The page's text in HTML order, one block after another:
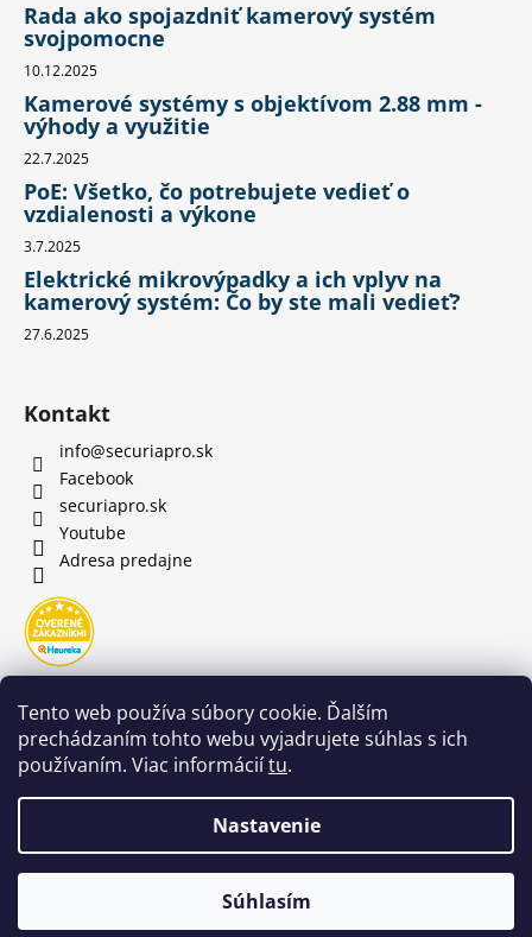
Tento web používa súbory cookie. Ďalším
prechádzaním tohto webu vyjadrujete súhlas s ich
používaním. Viac informáciítu.
Nastavenie
Súhlasím
🌡️ Z dôvodu vysokých teplôt bude naša predajňa od 5. 8. do 7.
Rada ako spojazdniť kamerový systém
svojpomocne
10.12.2025
Kamerové systémy s objektívom 2.88 mm -
výhody a využitie
22.7.2025
PoE: Všetko, čo potrebujete vedieť o
vzdialenosti a výkone
3.7.2025
Elektrické mikrovýpadky a ich vplyv na
kamerový systém: Čo by ste mali vedieť?
27.6.2025
Kontakt
info@securiapro.sk
Facebook
securiapro.sk
Youtube
Adresa predajne
SecuriaPro.sk. Všetky práva vyhradené.